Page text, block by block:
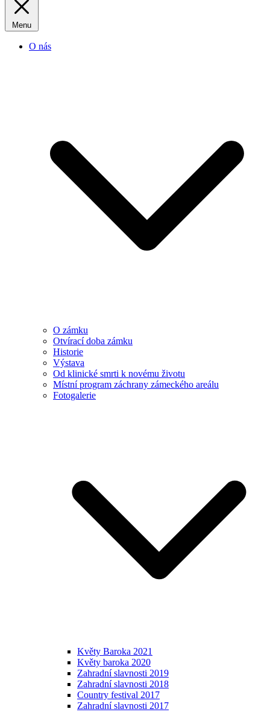
Menu
O nás
O zámku
Otvírací doba zámku
Historie
Výstava
Od klinické smrti k novému životu
Místní program záchrany zámeckého areálu
Fotogalerie
Květy Baroka 2021
Květy baroka 2020
Zahradní slavnosti 2019
Zahradní slavnosti 2018
Country festival 2017
Zahradní slavnosti 2017